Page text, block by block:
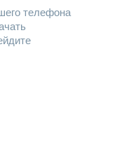
телефона